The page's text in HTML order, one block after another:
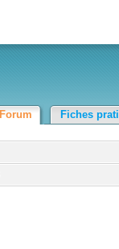
Forum Fiches